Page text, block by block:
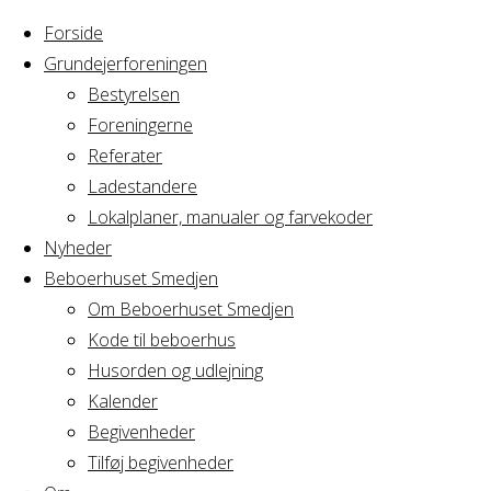
Forside
Grundejerforeningen
Bestyrelsen
Foreningerne
Referater
Ladestandere
Lokalplaner, manualer og farvekoder
Nyheder
Beboerhuset Smedjen
Om Beboerhuset Smedjen
Kode til beboerhus
Husorden og udlejning
Kalender
Begivenheder
Tilføj begivenheder
Home
Articles posted
by Vera Hansen
Nothing
Found
No search
Search